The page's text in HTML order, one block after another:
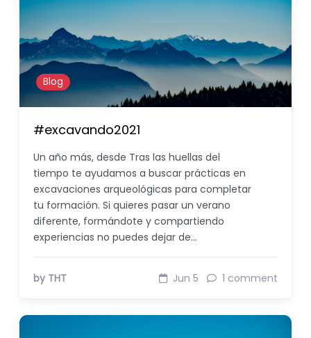
Blog
#excavando2021
Un año más, desde Tras las huellas del
tiempo te ayudamos a buscar prácticas en
excavaciones arqueológicas para completar
tu formación. Si quieres pasar un verano
diferente, formándote y compartiendo
experiencias no puedes dejar de…
by THT Jun 5 1 comment